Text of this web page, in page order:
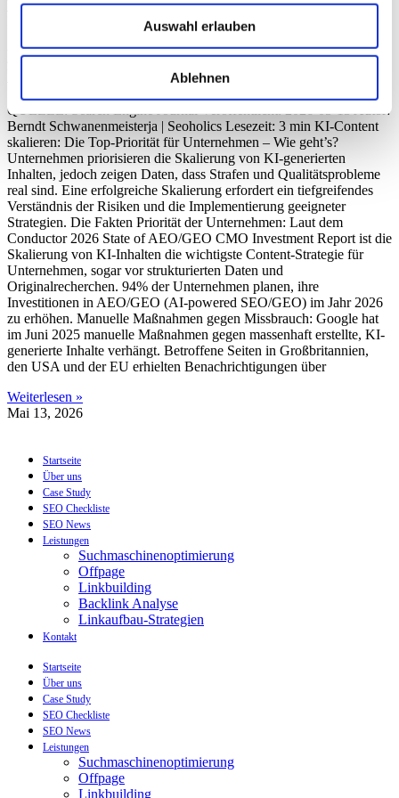
Auswahl erlauben
Ablehnen
Weiterlesen »
KI-Content skalieren: Die Top-Priorität für
Unternehmen – Wie geht’s?
QUELLE: Search Engine Journal Veröffentlicht: 2026-05-13 Autor:
Berndt Schwanenmeisterja | Seoholics Lesezeit: 3 min KI-Content
skalieren: Die Top-Priorität für Unternehmen – Wie geht’s?
Unternehmen priorisieren die Skalierung von KI-generierten
Inhalten, jedoch zeigen Daten, dass Strafen und Qualitätsprobleme
real sind. Eine erfolgreiche Skalierung erfordert ein tiefgreifendes
Verständnis der Risiken und die Implementierung geeigneter
Strategien. Die Fakten Priorität der Unternehmen: Laut dem
Conductor 2026 State of AEO/GEO CMO Investment Report ist die
Skalierung von KI-Inhalten die wichtigste Content-Strategie für
Unternehmen, sogar vor strukturierten Daten und
Originalrecherchen. 94% der Unternehmen planen, ihre
Investitionen in AEO/GEO (AI-powered SEO/GEO) im Jahr 2026
zu erhöhen. Manuelle Maßnahmen gegen Missbrauch: Google hat
im Juni 2025 manuelle Maßnahmen gegen massenhaft erstellte, KI-
generierte Inhalte verhängt. Betroffene Seiten in Großbritannien,
den USA und der EU erhielten Benachrichtigungen über
Weiterlesen »
Mai 13, 2026
Startseite
Über uns
Case Study
SEO Checkliste
SEO News
Leistungen
Suchmaschinenoptimierung
Offpage
Linkbuilding
Backlink Analyse
Linkaufbau-Strategien
Kontakt
Startseite
Über uns
Case Study
SEO Checkliste
SEO News
Leistungen
Suchmaschinenoptimierung
Offpage
Linkbuilding